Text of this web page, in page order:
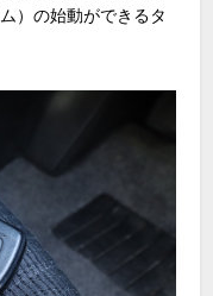
）の始動ができるタ